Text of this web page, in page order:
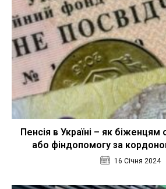
Пенсія в Україні – як
або фіндопомогу за
16 Січня 2024